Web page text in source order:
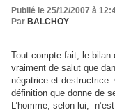
Publié le 25/12/2007 à
Par BALCHOY
Tout compte fait, le bilan
vraiment de salut que
négatrice et
définition que donne de
L’homme, selon lui,